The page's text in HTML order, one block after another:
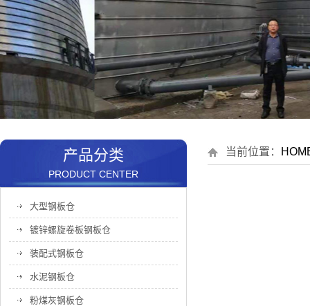
产品分类
PRODUCT CENTER
大型钢板仓
镀锌螺旋卷板钢板仓
装配式钢板仓
水泥钢板仓
粉煤灰钢板仓
当前位置：